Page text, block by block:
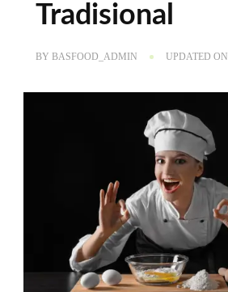
Tradisional
BY BASFOOD_ADMIN UPDATED ON